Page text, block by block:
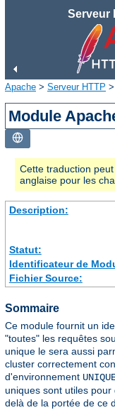
Serveur
Apache > Serveur HTTP >
Module
Cette traduction
anglaise pour les
Description:
Statut:
Identificateur de
Fichier Source:
Sommaire
Ce module fournit un
"toutes" les requêtes
unique le sera aussi
cluster correctement
d'environnement
uniques sont utiles
delà de la portée de ce